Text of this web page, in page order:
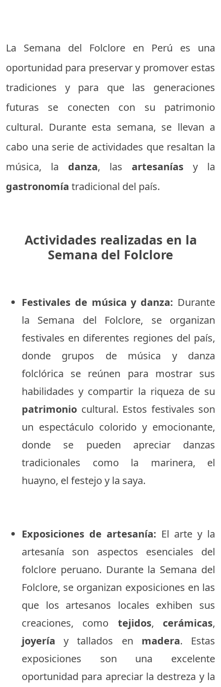
La Semana del Folclore en Perú es una
oportunidad para preservar y promover estas
tradiciones y para que las generaciones
futuras se conecten con su patrimonio
cultural. Durante esta semana, se llevan a
cabo una serie de actividades que resaltan la
música, la danza, las artesanías y la
gastronomía tradicional del país.
Actividades realizadas en la
Semana del Folclore
Festivales de música y danza: Durante
la Semana del Folclore, se organizan
festivales en diferentes regiones del país,
donde grupos de música y danza
folclórica se reúnen para mostrar sus
habilidades y compartir la riqueza de su
patrimonio cultural. Estos festivales son
un espectáculo colorido y emocionante,
donde se pueden apreciar danzas
tradicionales como la marinera, el
huayno, el festejo y la saya.
Exposiciones de artesanía: El arte y la
artesanía son aspectos esenciales del
folclore peruano. Durante la Semana del
Folclore, se organizan exposiciones en las
que los artesanos locales exhiben sus
creaciones, como tejidos, cerámicas,
joyeríay tallados en madera. Estas
exposiciones son una excelente
oportunidad para apreciar la destreza y la